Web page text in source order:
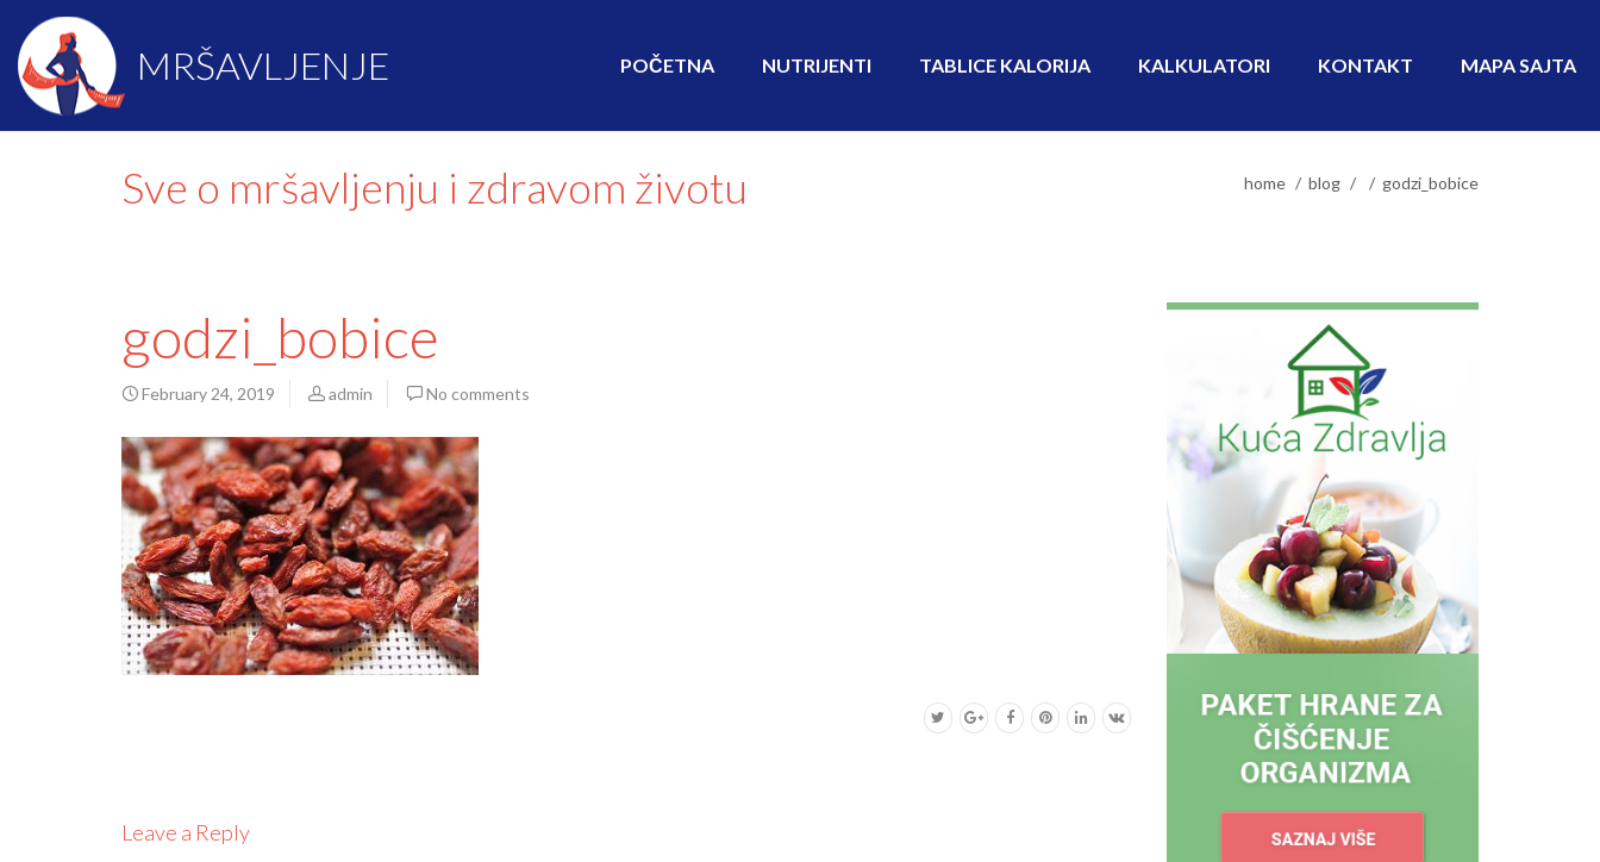
MRŠAVLJENJE POČETNA NUTRIJENTI TABLICE KALORIJA KALKULATORI KONTAKT MAPA SAJTA
Sve o mršavljenju i zdravom životu home blog godzi_bobice
godzi_bobice
February 24, 2019 admin No comments
Leave a Reply